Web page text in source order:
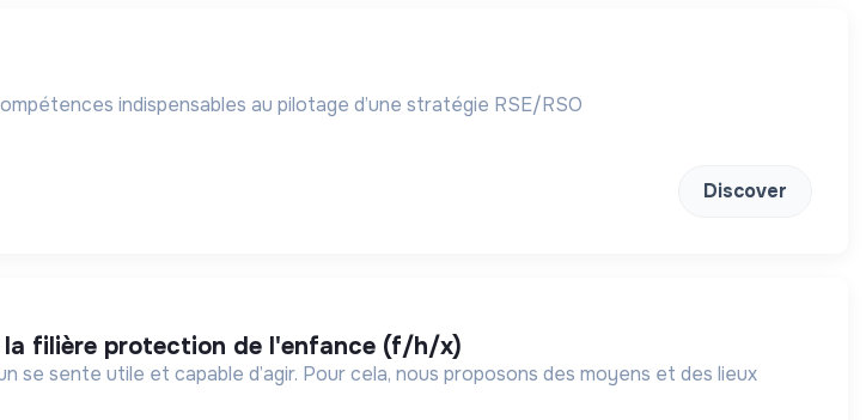
indispensables au pilotage d’une stratégie RSE/RSO
Discover
la filière protection de l'enfance (f/h/x)
se sente utile et capable d’agir. Pour cela, nous proposons des moyens et des lieux